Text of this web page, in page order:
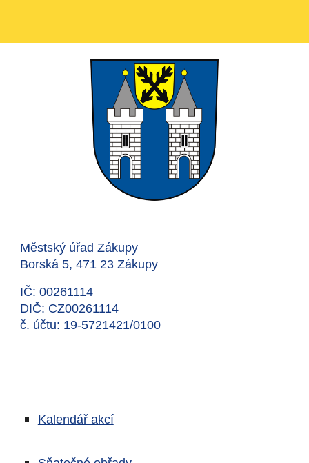
Městský úřad Zákupy
Borská 5, 471 23 Zákupy
IČ: 00261114
DIČ: CZ00261114
č. účtu: 19-5721421/0100
Kalendář akcí